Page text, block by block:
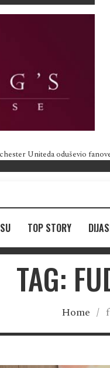
Uniteda oduševio
TOP STORY
TAG:
Home /